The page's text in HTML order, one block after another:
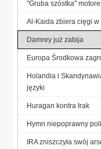
"Gruba szóstka"
Al-Kaida zbiera cięgi w
Damrey już zabija
Europa Środkowa
Holandia i
języki
Huragan kontra Irak
Hymn niepoprawny
IRA zniszczyła swój